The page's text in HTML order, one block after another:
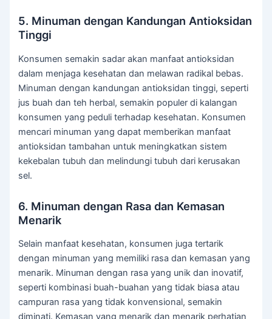
5. Minuman dengan Kandungan Antioksidan
Tinggi
Konsumen semakin sadar akan manfaat antioksidan
dalam menjaga kesehatan dan melawan radikal bebas.
Minuman dengan kandungan antioksidan tinggi, seperti
jus buah dan teh herbal, semakin populer di kalangan
konsumen yang peduli terhadap kesehatan. Konsumen
mencari minuman yang dapat memberikan manfaat
antioksidan tambahan untuk meningkatkan sistem
kekebalan tubuh dan melindungi tubuh dari kerusakan
sel.
6. Minuman dengan Rasa dan Kemasan
Menarik
Selain manfaat kesehatan, konsumen juga tertarik
dengan minuman yang memiliki rasa dan kemasan yang
menarik. Minuman dengan rasa yang unik dan inovatif,
seperti kombinasi buah-buahan yang tidak biasa atau
campuran rasa yang tidak konvensional, semakin
diminati. Kemasan yang menarik dan menarik perhatian